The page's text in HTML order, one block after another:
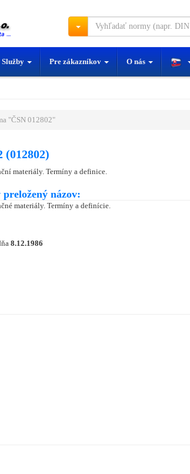
Služby Pre zákazníkov O nás
"ČSN 012802"
(012802)
materiály. Termíny a definice.
názov:
materiály. Termíny a definície.
8.12.1986